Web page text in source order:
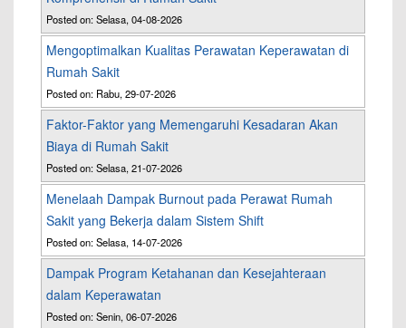
Posted on: Selasa, 04-08-2026
Mengoptimalkan Kualitas Perawatan Keperawatan di
Rumah Sakit
Posted on: Rabu, 29-07-2026
Faktor-Faktor yang Memengaruhi Kesadaran Akan
Biaya di Rumah Sakit
Posted on: Selasa, 21-07-2026
Menelaah Dampak Burnout pada Perawat Rumah
Sakit yang Bekerja dalam Sistem Shift
Posted on: Selasa, 14-07-2026
Dampak Program Ketahanan dan Kesejahteraan
dalam Keperawatan
Posted on: Senin, 06-07-2026